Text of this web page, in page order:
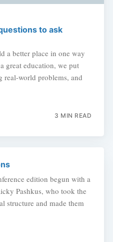
to ask
a better place in one way
great education, we put
real-world problems, and
3 MIN READ
edition begun with a
Pashkus, who took the
structure and made them